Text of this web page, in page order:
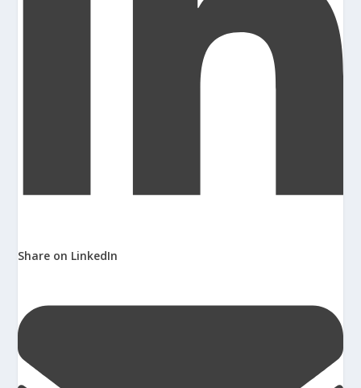
Share on LinkedIn